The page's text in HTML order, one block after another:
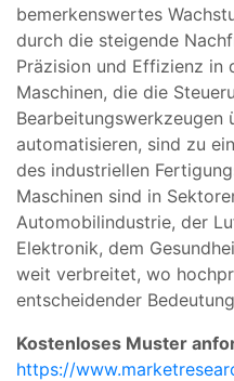
bemerkenswertes
durch die steigende
Präzision und Effizienz in
Maschinen, die die
Bearbeitungswerkzeugen
automatisieren, sind zu
des industriellen
Maschinen sind in
Automobilindustrie, der
Elektronik, dem
weit verbreitet, wo
entscheidender
Kostenloses Muster
https://